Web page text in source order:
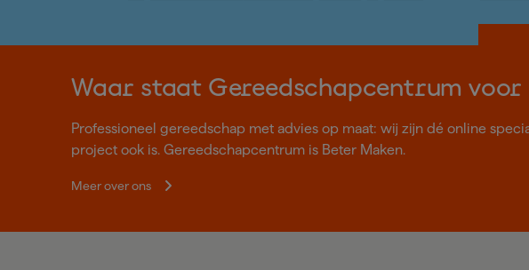
Waar staat Gereedschapcentrum voor
Professioneel gereedschap met advies op maat: wij zijn dé online
project ook is. Gereedschapcentrum is Beter Maken.
Meer over ons